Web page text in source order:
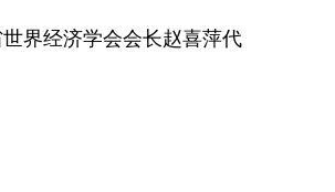
界经济学会会长赵喜萍代